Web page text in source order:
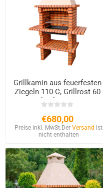
Grillkamin aus feuerfesten
Ziegeln 110-C, Grillrost 60
und Schornstein
€680,00
Preise inkl. MwSt.DerVersand ist
nicht enthalten